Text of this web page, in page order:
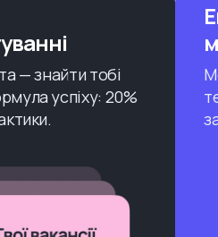
— знайти тобі
успіху: 20%